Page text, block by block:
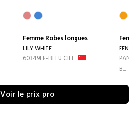
Femme Robes longues
LILY WHITE
60349LR-BLEU CIEL
B...
Voir le prix pro